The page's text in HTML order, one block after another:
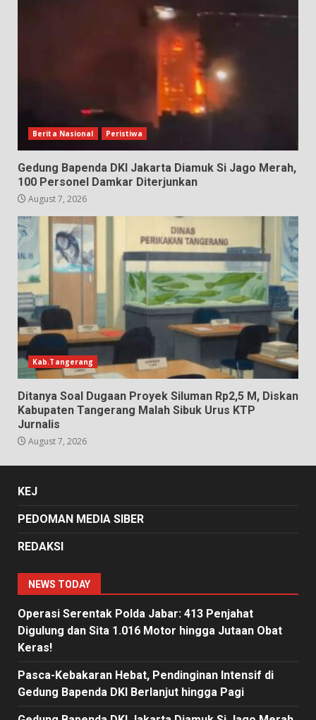
Berita Nasional Peristiwa
Gedung Bapenda DKI Jakarta Diamuk Si Jago Merah,
100 Personel Damkar Diterjunkan
August 7, 2026
Kab.Tangerang
Ditanya Soal Dugaan Proyek Siluman Rp2,5 M, Diskan
Kabupaten Tangerang Malah Sibuk Urus KTP
Jurnalis
August 7, 2026
KEJ
PEDOMAN MEDIA SIBER
REDAKSI
NEWS TODAY
Operasi Serentak Polda Jabar: 413 Penjahat
Digulung dan Sita 1.016 Motor hingga Jutaan Obat
Keras!
Pasca-Kebakaran Hebat, Pendinginan Intensif di
Gedung Bapenda DKI Berlanjut hingga Pagi